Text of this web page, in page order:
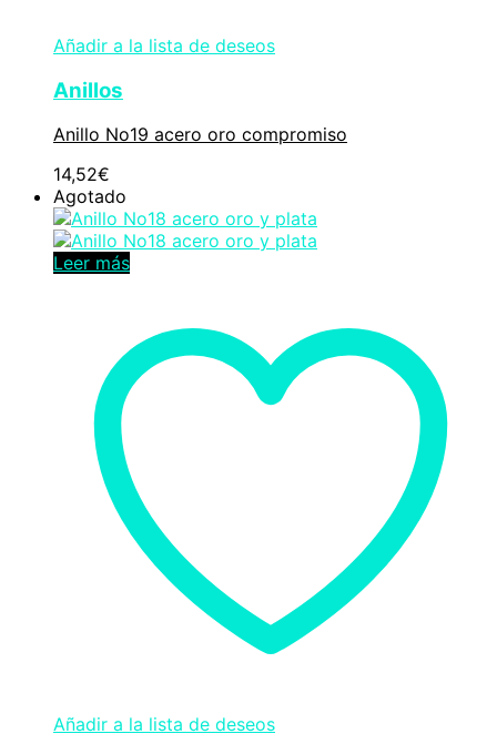
Añadir a la lista de deseos
Anillos
Anillo No19 acero oro compromiso
14,52€
Agotado
Leer más
Añadir a la lista de deseos